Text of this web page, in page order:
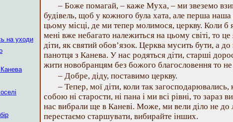
на уходи
– Боже помагай, – каже Муха, – ми звеземо
будівель, щоб у кожного була хата, але перша наша
цьому місці, де ми тепер молимося, церкву. Коли б
мені вже небагато належиться на цьому світі, то
діти, як святий обов’язок. Церква мусить бути, а
панотця з Канева. У нас родяться діти, старші
жити новобранцям без божого благословення то
– Добре, діду, поставимо церкву.
– Тепер, мої діти, коли так
собою ні старости, ні пана і ми всі рівні, то зараз
нас вибрали ще в Каневі. Може, ми вели діло не до
перестаємо старшувати, вибирайте інших.